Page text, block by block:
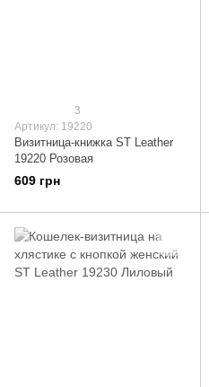
3
Артикул: 19220
Визитница-книжка ST Leather
19220 Розовая
609 грн